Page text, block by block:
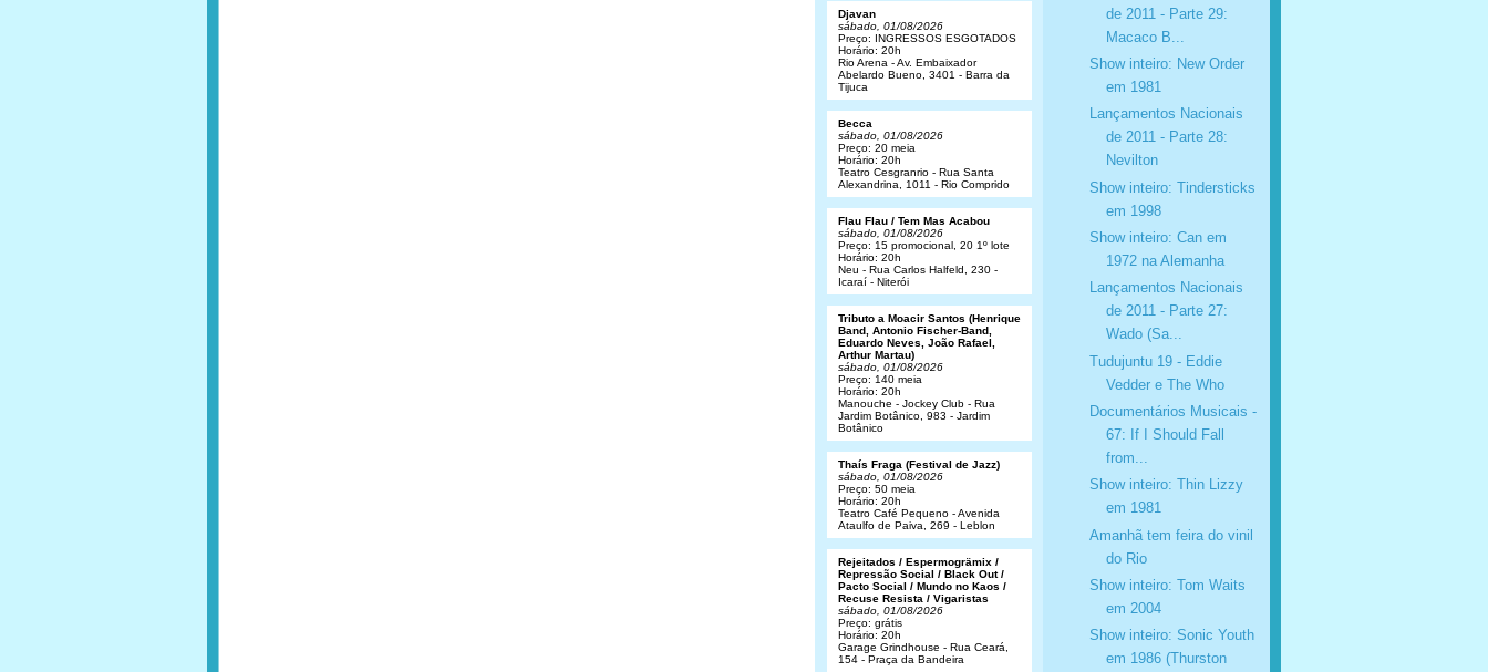
de 2011 - Parte 29:
Macaco B...
Show inteiro: New Order
em 1981
Lançamentos Nacionais
de 2011 - Parte 28:
Nevilton
Show inteiro: Tindersticks
em 1998
Show inteiro: Can em
1972 na Alemanha
Lançamentos Nacionais
de 2011 - Parte 27:
Wado (Sa...
Tudujuntu 19 - Eddie
Vedder e The Who
Documentários Musicais -
67: If I Should Fall
from...
Show inteiro: Thin Lizzy
em 1981
Amanhã tem feira do vinil
do Rio
Show inteiro: Tom Waits
em 2004
Show inteiro: Sonic Youth
em 1986 (Thurston
Djavan
sábado, 01/08/2026
Preço: INGRESSOS ESGOTADOS
Horário: 20h
Rio Arena - Av. Embaixador
Abelardo Bueno, 3401 - Barra da
Tijuca
Becca
sábado, 01/08/2026
Preço: 20 meia
Horário: 20h
Teatro Cesgranrio - Rua Santa
Alexandrina, 1011 - Rio Comprido
Flau Flau / Tem Mas Acabou
sábado, 01/08/2026
Preço: 15 promocional, 20 1º lote
Horário: 20h
Neu - Rua Carlos Halfeld, 230 -
Icaraí - Niterói
Tributo a Moacir Santos (Henrique
Band, Antonio Fischer-Band,
Eduardo Neves, João Rafael,
Arthur Martau)
sábado, 01/08/2026
Preço: 140 meia
Horário: 20h
Manouche - Jockey Club - Rua
Jardim Botânico, 983 - Jardim
Botânico
Thaís Fraga (Festival de Jazz)
sábado, 01/08/2026
Preço: 50 meia
Horário: 20h
Teatro Café Pequeno - Avenida
Ataulfo de Paiva, 269 - Leblon
Rejeitados / Espermogrämix /
Repressão Social / Black Out /
Pacto Social / Mundo no Kaos /
Recuse Resista / Vigaristas
sábado, 01/08/2026
Preço: grátis
Horário: 20h
Garage Grindhouse - Rua Ceará,
154 - Praça da Bandeira